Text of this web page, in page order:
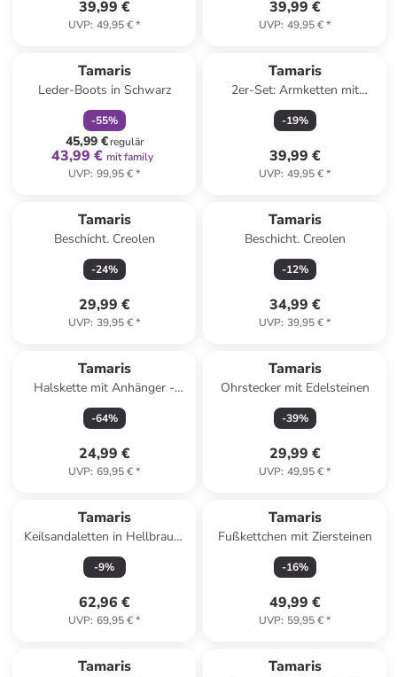
39,99 €
UVP: 49,95 €*
39,99 €
UVP: 49,95 €*
Tamaris
Leder-Boots in Schwarz
-55%
45,99 €regulär
43,99 € mit family
UVP: 99,95 €*
Tamaris
2er-Set: Armketten mit
Schmuckelementen
-19%
39,99 €
UVP: 49,95 €*
Tamaris
Beschicht. Creolen
-24%
29,99 €
UVP: 39,95 €*
Tamaris
Beschicht. Creolen
-12%
34,99 €
UVP: 39,95 €*
Tamaris
Halskette mit Anhänger -
(L)45 cm
-64%
24,99 €
UVP: 69,95 €*
Tamaris
Ohrstecker mit Edelsteinen
-39%
29,99 €
UVP: 49,95 €*
Tamaris
Keilsandaletten in Hellbraun/
Gold
-9%
62,96 €
UVP: 69,95 €*
Tamaris
Fußkettchen mit Ziersteinen
-16%
49,99 €
UVP: 59,95 €*
Tamaris Tamaris